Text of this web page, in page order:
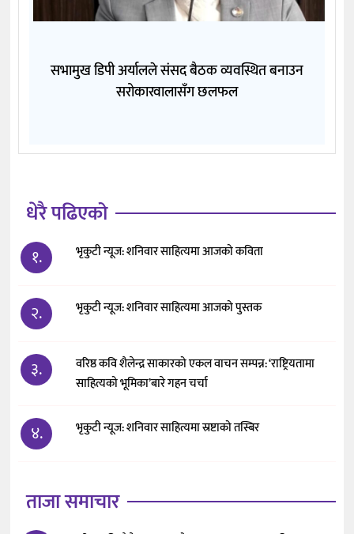
सभामुख डिपी अर्यालले संसद बैठक व्यवस्थित बनाउन
सरोकारवालासँग छलफल
धेरै पढिएको
१. भृकुटी न्यूज: शनिवार साहित्यमा आजको कविता
२. भृकुटी न्यूज: शनिवार साहित्यमा आजको पुस्तक
३.
वरिष्ठ कवि शैलेन्द्र साकारको एकल वाचन सम्पन्न: ‘राष्ट्रियतामा
साहित्यको भूमिका’बारे गहन चर्चा
४. भृकुटी न्यूज: शनिवार साहित्यमा स्रष्टाको तस्बिर
ताजा समाचार